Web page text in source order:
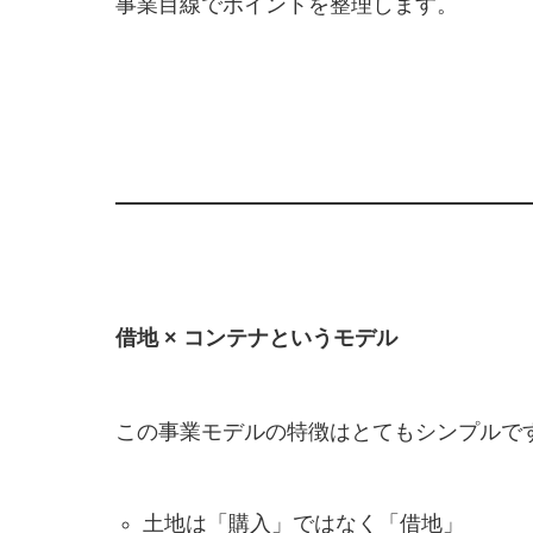
事業目線でポイントを整理します。
借地 × コンテナというモデル
この事業モデルの特徴はとてもシンプルで
土地は「購入」ではなく「借地」